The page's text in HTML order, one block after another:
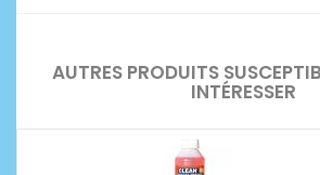
AUTRES PRODUITS
INTÉRESSER